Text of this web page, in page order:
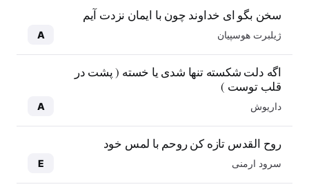
سخن بگو ای خداوند چون با ایمان نزدت آیم
ژیلبرت هوسپیان A
اگه دلت شکسته تنها شدی یا خسته ( پشت در
قلب توست )
داریوش A
روح القدس تازه کن روحم با لمس خود
سرود ارمنی E